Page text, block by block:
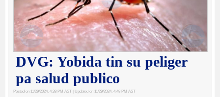
DVG: Yobida tin su peliger
pa salud publico
Posted on 11/29/2024, 4:38 PM AST | Updated on 11/29/2024, 4:48 PM AST